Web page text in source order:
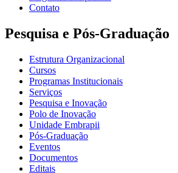
Contato
Pesquisa e Pós-Graduação
Estrutura Organizacional
Cursos
Programas Institucionais
Serviços
Pesquisa e Inovação
Polo de Inovação
Unidade Embrapii
Pós-Graduação
Eventos
Documentos
Editais